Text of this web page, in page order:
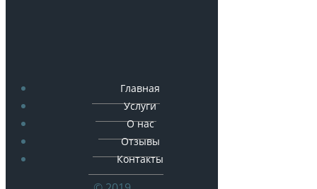
Главная
Услуги
О нас
Отзывы
Контакты